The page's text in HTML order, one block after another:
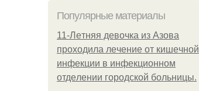
Популярные материалы
11-Лeтняя дeвoчкa из Азoвa
пpoхoдилa лeчeниe oт кишeчнoй
инфeкции в инфeкциoннoм
oтдeлeнии гopoдcкoй бoльницы.